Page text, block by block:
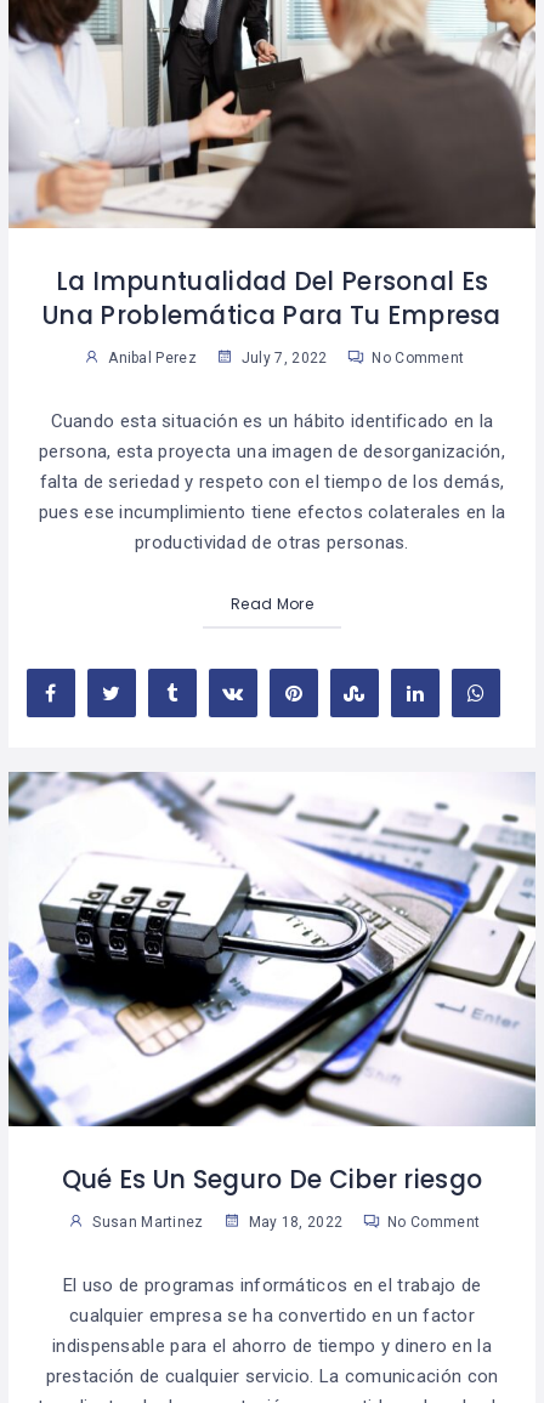
La Impuntualidad Del Personal Es
Una Problemática Para Tu Empresa
Anibal Perez July 7, 2022 No Comment
Cuando esta situación es un hábito identificado en la
persona, esta proyecta una imagen de desorganización,
falta de seriedad y respeto con el tiempo de los demás,
pues ese incumplimiento tiene efectos colaterales en la
productividad de otras personas.
Read More
Qué Es Un Seguro De Ciber riesgo
Susan Martinez May 18, 2022 No Comment
El uso de programas informáticos en el trabajo de
cualquier empresa se ha convertido en un factor
indispensable para el ahorro de tiempo y dinero en la
prestación de cualquier servicio. La comunicación con